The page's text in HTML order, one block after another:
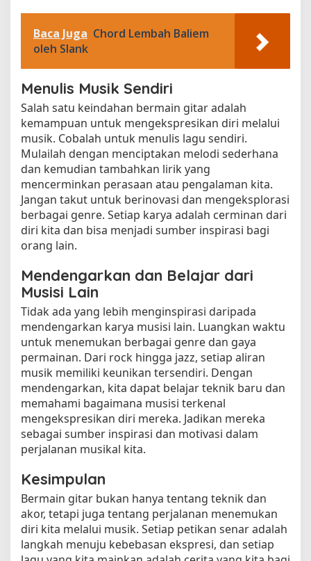
Baca Juga Chord Lembah Baliem
oleh Slank
Menulis Musik Sendiri
Salah satu keindahan bermain gitar adalah
kemampuan untuk mengekspresikan diri melalui
musik. Cobalah untuk menulis lagu sendiri.
Mulailah dengan menciptakan melodi sederhana
dan kemudian tambahkan lirik yang
mencerminkan perasaan atau pengalaman kita.
Jangan takut untuk berinovasi dan mengeksplorasi
berbagai genre. Setiap karya adalah cerminan dari
diri kita dan bisa menjadi sumber inspirasi bagi
orang lain.
Mendengarkan dan Belajar dari
Musisi Lain
Tidak ada yang lebih menginspirasi daripada
mendengarkan karya musisi lain. Luangkan waktu
untuk menemukan berbagai genre dan gaya
permainan. Dari rock hingga jazz, setiap aliran
musik memiliki keunikan tersendiri. Dengan
mendengarkan, kita dapat belajar teknik baru dan
memahami bagaimana musisi terkenal
mengekspresikan diri mereka. Jadikan mereka
sebagai sumber inspirasi dan motivasi dalam
perjalanan musikal kita.
Kesimpulan
Bermain gitar bukan hanya tentang teknik dan
akor, tetapi juga tentang perjalanan menemukan
diri kita melalui musik. Setiap petikan senar adalah
langkah menuju kebebasan ekspresi, dan setiap